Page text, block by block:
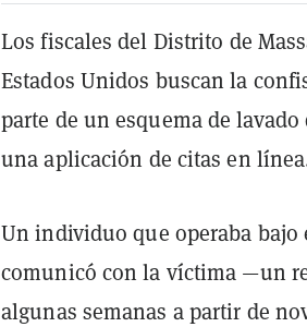
Los fiscales del Distrito de
Estados Unidos buscan la
parte de un esquema de
una aplicación de citas en
Un individuo que operaba
comunicó con la víctima —un
algunas semanas a partir de